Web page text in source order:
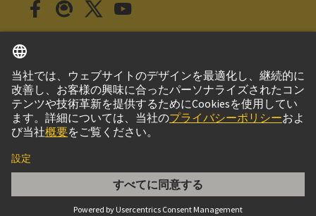
日本 日本語
© ハーティング株式会社
このサイトについて
ご利用条件取引条件